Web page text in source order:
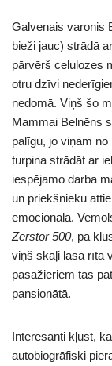
Galvenais varonis
bieži jauc) strādā
pārvērš celulozes
otru dzīvi
nedomā. Viņš šo
Mammai Belnēns
palīgu, jo viņam
turpina strādāt ar
iespējamo darba
un priekšnieku
emocionāla.
Zerstor 500, pa
viņš skaļi lasa rīta
pasažieriem tas
pansionātā.
Interesanti kļūst,
autobiogrāfiski